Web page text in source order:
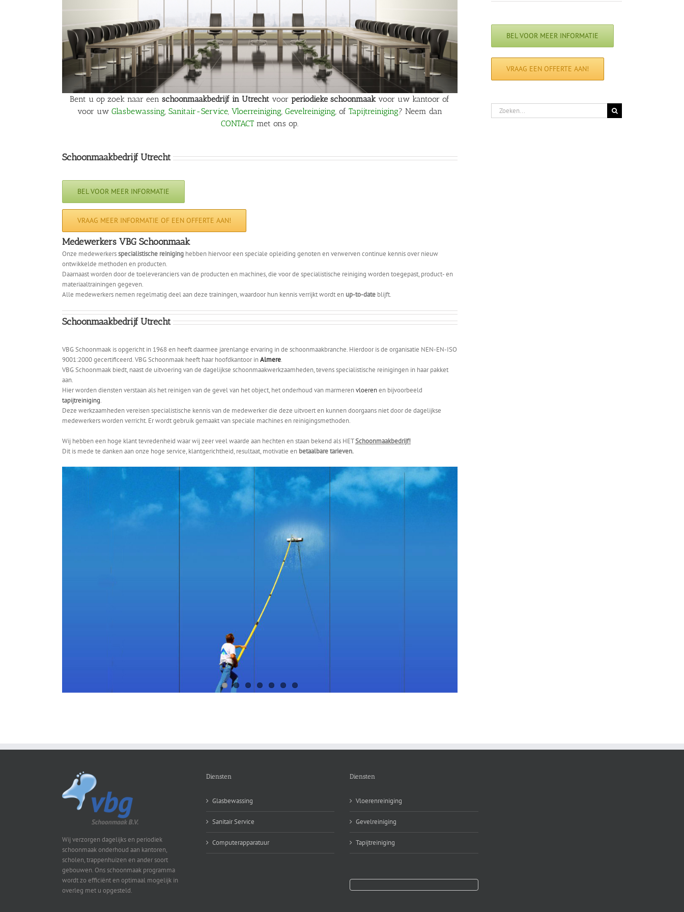
Bent u op zoek naar eenschoonmaakbedrijf inUtrechtvoor periodieke schoonmaakvoor uw kantoor of
voor uw Glasbewassing, Sanitair-Service, Vloerreiniging, Gevelreiniging, of Tapijtreiniging? Neem dan
CONTACTmet ons op.
Schoonmaakbedrijf Utrecht
BEL VOOR MEER INFORMATIE
VRAAG MEER INFORMATIE OF EEN OFFERTE AAN!
Medewerkers VBG Schoonmaak
Onze medewerkersspecialistische reiniging hebben hiervoor een speciale opleiding genoten en verwerven continue kennis over nieuw
ontwikkelde methoden en producten.
Daarnaast worden door de toeleveranciers van de producten en machines, die voor de specialistische reiniging worden toegepast, product- en
materiaaltrainingen gegeven.
Alle medewerkers nemen regelmatig deel aan deze trainingen, waardoor hun kennis verrijkt wordt en up-to-date blijft.
Schoonmaakbedrijf Utrecht
VBG Schoonmaak is opgericht in 1968 en heeft daarmee jarenlange ervaring in de schoonmaakbranche. Hierdoor is de organisatie NEN-EN-ISO
9001:2000 gecertificeerd. VBG Schoonmaak heeft haar hoofdkantoor inAlmere.
VBG Schoonmaak biedt, naast de uitvoering van de dagelijkse schoonmaakwerkzaamheden, tevens specialistische reinigingen in haar pakket
aan.
Hier worden diensten verstaan als het reinigen van de gevel van het object, het onderhoud van marmerenvloerenen bijvoorbeeld
tapijtreiniging.
Deze werkzaamheden vereisen specialistische kennis van de medewerker die deze uitvoert en kunnen doorgaans niet door de dagelijkse
medewerkers worden verricht. Er wordt gebruik gemaakt van speciale machines en reinigingsmethoden.
Wij hebben een hoge klant tevredenheid waar wij zeer veel waarde aan hechten en staan bekend als HETSchoonmaakbedrijf!
Dit is mede te danken aan onze hoge service, klantgerichtheid, resultaat, motivatie en betaalbare tarieven.
BEL VOOR MEER INFORMATIE
VRAAG EEN OFFERTE AAN!
Zoeken
naar:
Wij verzorgen dagelijks en periodiek
schoonmaak onderhoud aan kantoren,
scholen, trappenhuizen en ander soort
gebouwen. Ons schoonmaak programma
wordt zo efficiënt en optimaal mogelijk in
overleg met u opgesteld.
Diensten
Glasbewassing
Sanitair Service
Computerapparatuur
Diensten
Vloerenreiniging
Gevelreiniging
Tapijtreiniging